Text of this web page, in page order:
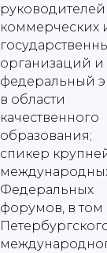
руководителей
коммерческих
организаций
федеральный
в области
качественного
образования;
спикер
Федеральных
форумов, в том